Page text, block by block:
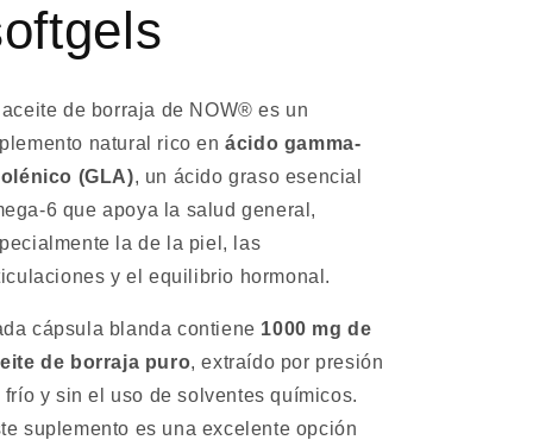
de borraja de NOW® es un
natural rico enácido gamma-
(GLA), un ácido graso esencial
6 que apoya la salud general,
la de la piel, las
y el equilibrio hormonal.
cápsula blanda contiene 1000 mg de
de borraja puro, extraído por presión
frío y sin el uso de solventes químicos.
suplemento es una excelente opción